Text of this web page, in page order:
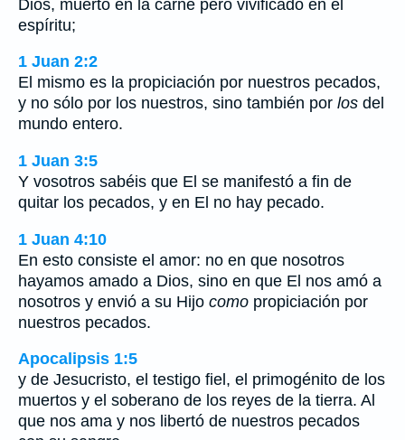
Dios, muerto en la carne pero vivificado en el
espíritu;
1 Juan 2:2
El mismo es la propiciación por nuestros pecados,
y no sólo por los nuestros, sino también por los del
mundo entero.
1 Juan 3:5
Y vosotros sabéis que El se manifestó a fin de
quitar los pecados, y en El no hay pecado.
1 Juan 4:10
En esto consiste el amor: no en que nosotros
hayamos amado a Dios, sino en que El nos amó a
nosotros y envió a su Hijo como propiciación por
nuestros pecados.
Apocalipsis 1:5
y de Jesucristo, el testigo fiel, el primogénito de los
muertos y el soberano de los reyes de la tierra. Al
que nos ama y nos libertó de nuestros pecados